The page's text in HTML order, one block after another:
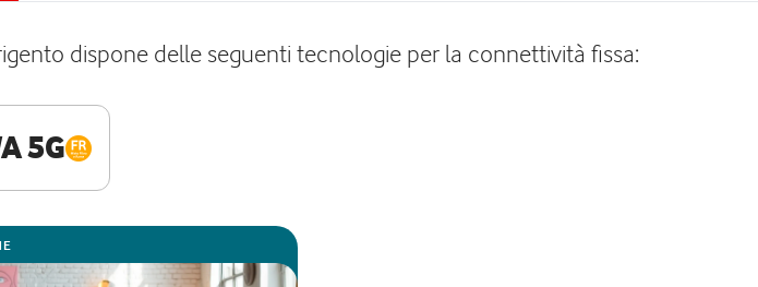
dispone delle seguenti tecnologie per la connettività fissa:
5G